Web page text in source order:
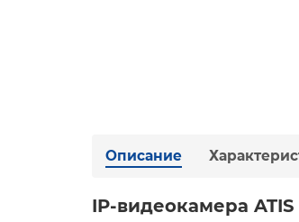
Описание
IP-видеокамера